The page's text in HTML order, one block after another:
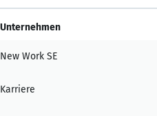
Unternehmen
New Work SE
Karriere